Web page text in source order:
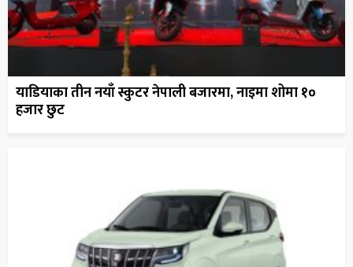
याडियाका तीन नयाँ स्कुटर नेपाली बजारमा, नाइमा शोमा १०
हजार छुट